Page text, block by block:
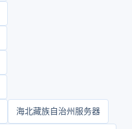
海北藏族自治州服务器